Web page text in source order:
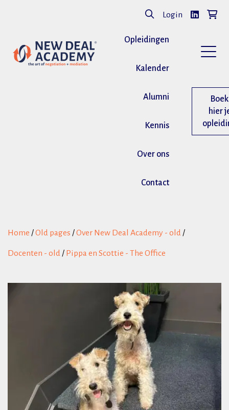
Login
Opleidingen
Kalender
Alumni
Kennis
Over ons
Contact
Boek
hier
Home /Old pages /Over New Deal Academy - old/
Docenten - old/ Pippa en Scottie - The Office